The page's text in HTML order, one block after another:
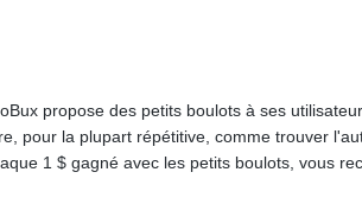
propose des petits boulots à ses
pour la plupart répétitive, comme trouver
1 $ gagné avec les petits boulots, vous